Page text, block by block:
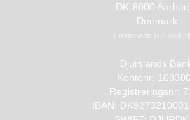
DK-8000 Aarhuc
Denmark
Fremmøde kun ved
Djurslands
Kontonr:
Registreringsnr:
IBAN: